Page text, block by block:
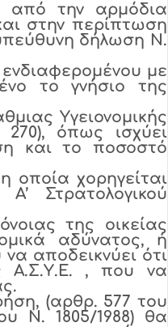
από την αρμόδια
στην περίπτωση
δήλωση Ν.
με
το γνήσιο της
Υγειονομικής
όπως ισχύει
και το ποσοστό
χορηγείται
Στρατολογικού
της οικείας
αδύνατος, ή
αποδεικνύει ότι
Α.Σ.Υ.Ε. , που να
(αρθρ. 577 του
Ν. 1805/1988) θα